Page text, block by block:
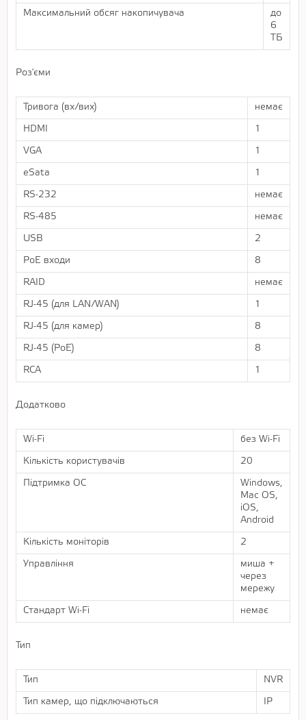
Максимальний обсяг накопичувача
до
6
ТБ
Роз'єми
Тривога (вх/вих) немає
HDMI 1
VGA 1
eSata 1
RS-232 немає
RS-485 немає
USB 2
PoE входи 8
RAID немає
RJ-45 (для LAN/WAN) 1
RJ-45 (для камер) 8
RJ-45 (PoE) 8
RCA 1
Додатково
Wi-Fi без Wi-Fi
Кількість користувачів 20
Підтримка ОС
Windows,
Mac OS,
iOS,
Android
Кількість моніторів 2
Управління
миша +
через
мережу
Стандарт Wi-Fi немає
Тип
Тип NVR
Тип камер, що підключаються IP